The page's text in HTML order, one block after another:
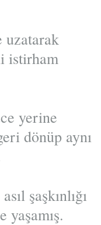
uzatarak
istirham
yerine
dönüp aynı
şaşkınlığı
yaşamış.